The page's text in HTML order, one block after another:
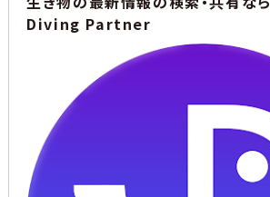
Diving Partner